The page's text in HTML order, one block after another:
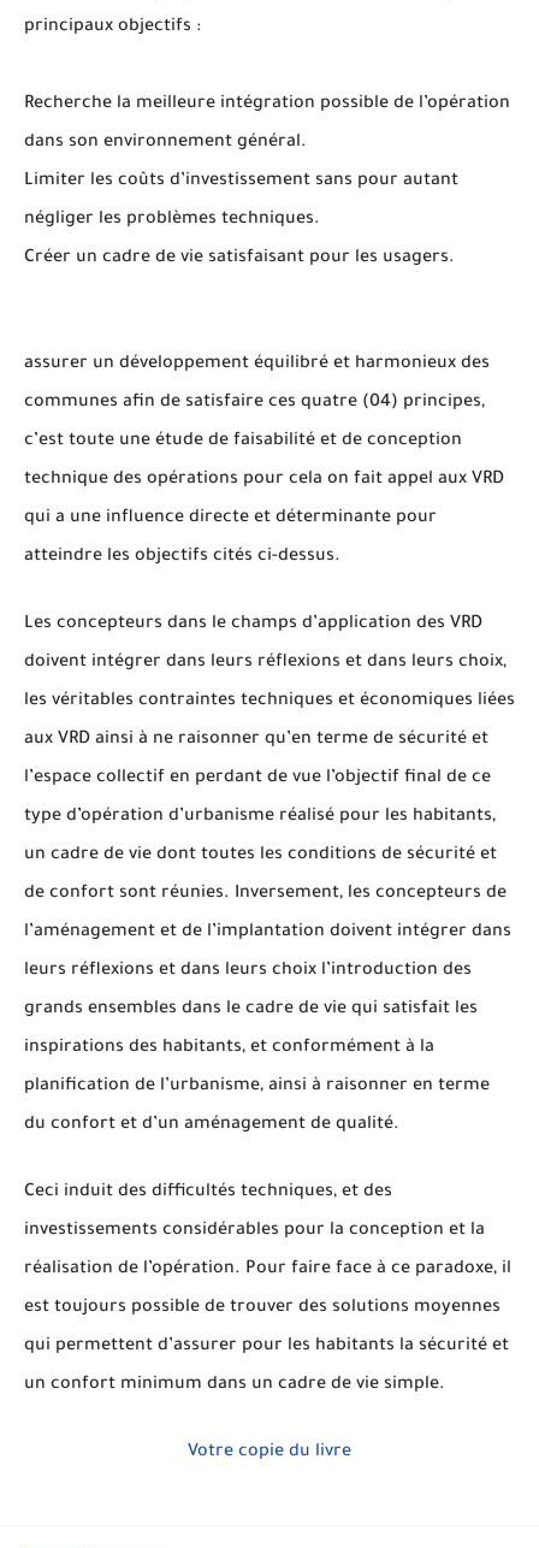
principaux objectifs :
Recherche la meilleure intégration possible de l’opération
dans son environnement général.
Limiter les coûts d’investissement sans pour autant
négliger les problèmes techniques.
Créer un cadre de vie satisfaisant pour les usagers.
assurer un développement équilibré et harmonieux des
communes afin de satisfaire ces quatre (04) principes,
c’est toute une étude de faisabilité et de conception
technique des opérations pour cela on fait appel aux VRD
qui a une influence directe et déterminante pour
atteindre les objectifs cités ci-dessus.
Les concepteurs dans le champs d’application des VRD
doivent intégrer dans leurs réflexions et dans leurs choix,
les véritables contraintes techniques et économiques liées
aux VRD ainsi à ne raisonner qu’en terme de sécurité et
l’espace collectif en perdant de vue l’objectif final de ce
type d’opération d’urbanisme réalisé pour les habitants,
un cadre de vie dont toutes les conditions de sécurité et
de confort sont réunies. Inversement, les concepteurs de
l’aménagement et de l’implantation doivent intégrer dans
leurs réflexions et dans leurs choix l’introduction des
grands ensembles dans le cadre de vie qui satisfait les
inspirations des habitants, et conformément à la
planification de l’urbanisme, ainsi à raisonner en terme
du confort et d’un aménagement de qualité.
Ceci induit des difficultés techniques, et des
investissements considérables pour la conception et la
réalisation de l’opération. Pour faire face à ce paradoxe, il
est toujours possible de trouver des solutions moyennes
qui permettent d’assurer pour les habitants la sécurité et
un confort minimum dans un cadre de vie simple.
Votre copie du livre